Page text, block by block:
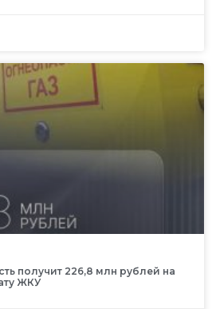
получит 226,8 млн рублей на
ЖКУ